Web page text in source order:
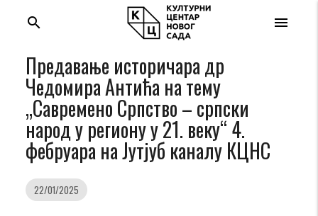
menu
search
Предавање историчара др
Чедомира Антића на тему
„Савремено Српство – српски
народ у региону у 21. веку“ 4.
фебруара на Јутјуб каналу КЦНС
22/01/2025